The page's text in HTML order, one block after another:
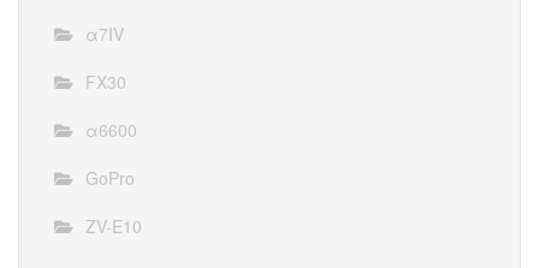
α7IV
FX30
α6600
GoPro
ZV-E10